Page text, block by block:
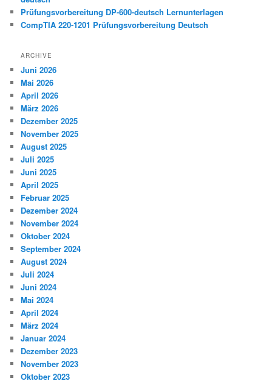
Prüfungsvorbereitung DP-600-deutsch Lernunterlagen
CompTIA 220-1201 Prüfungsvorbereitung Deutsch
ARCHIVE
Juni 2026
Mai 2026
April 2026
März 2026
Dezember 2025
November 2025
August 2025
Juli 2025
Juni 2025
April 2025
Februar 2025
Dezember 2024
November 2024
Oktober 2024
September 2024
August 2024
Juli 2024
Juni 2024
Mai 2024
April 2024
März 2024
Januar 2024
Dezember 2023
November 2023
Oktober 2023